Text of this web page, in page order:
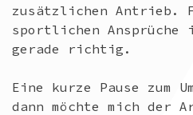
zusätzlichen Antrieb.
sportlichen Ansprüche
gerade richtig.
Eine kurze Pause zum
dann möchte mich der